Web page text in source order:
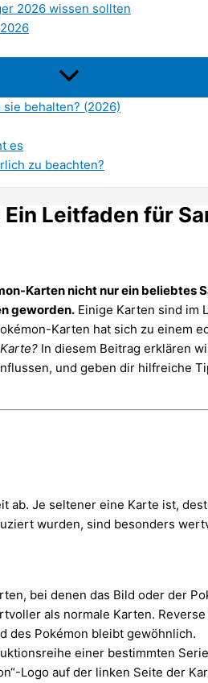
2026 wissen sollten
behalten? (2026)
es
zu beachten?
Leitfaden für
Karten nicht nur ein beliebtes
geworden. Einige Karten sind im
Karten hat sich zu einem
In diesem Beitrag erklären
und geben dir hilfreiche
ab. Je seltener eine Karte ist,
wurden, sind besonders
bei denen das Bild oder der
als normale Karten.
des Pokémon bleibt gewöhnlich.
einer bestimmten
Logo auf der linken Seite der